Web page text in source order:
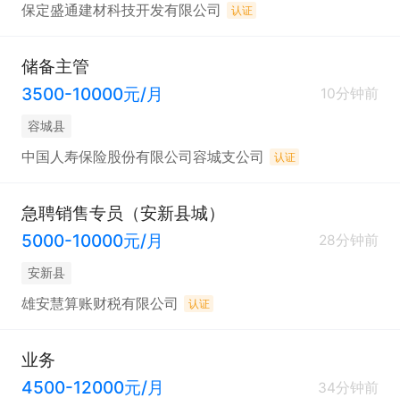
保定盛通建材科技开发有限公司 认证
储备主管
3500-10000元/月
10分钟前
容城县
中国人寿保险股份有限公司容城支公司 认证
急聘销售专员（安新县城）
5000-10000元/月
28分钟前
安新县
雄安慧算账财税有限公司 认证
业务
4500-12000元/月
34分钟前